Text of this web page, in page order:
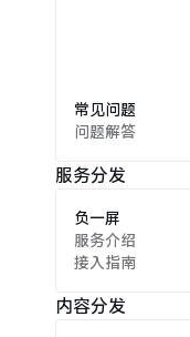
常见问题
问题解答
服务分发
负一屏
服务介绍
接入指南
内容分发